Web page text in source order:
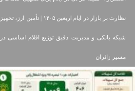
نظارت بر بازار در ایام اربعین ۱۴۰۵ | تأمین ارز، تجهیز
شبکه بانکی و مدیریت دقیق توزیع اقلام اساسی در
مسیر زائران